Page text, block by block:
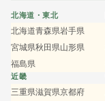
北海道・東北
北海道青森県岩手県
宮城県秋田県山形県
福島県
近畿
三重県滋賀県京都府